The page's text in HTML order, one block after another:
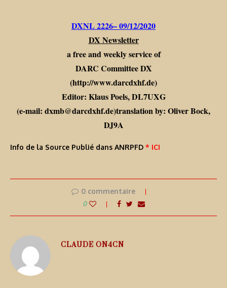
DXNL 2226– 09/12/2020
DX Newsletter
a free and weekly service of
DARC Committee DX
(http://www.darcdxhf.de)
Editor: Klaus Poels, DL7UXG
(e-mail: dxmb@darcdxhf.de)translation by: Oliver Bock,
DJ9A
Info de la Source Publié dans ANRPFD * ICI
0 commentaire
0
CLAUDE ON4CN